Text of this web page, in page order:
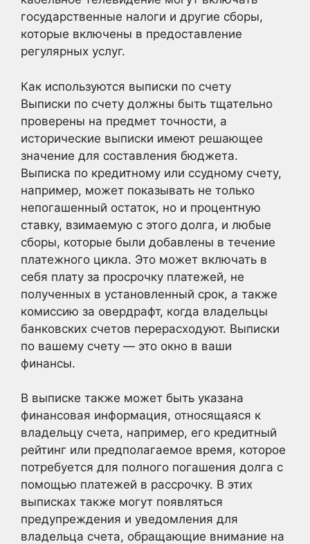
государственные налоги и другие сборы,
которые включены в предоставление
регулярных услуг.
Как используются выписки по счету
Выписки по счету должны быть тщательно
проверены на предмет точности, а
исторические выписки имеют решающее
значение для составления бюджета.
Выписка по кредитному или ссудному счету,
например, может показывать не только
непогашенный остаток, но и процентную
ставку, взимаемую с этого долга, и любые
сборы, которые были добавлены в течение
платежного цикла. Это может включать в
себя плату за просрочку платежей, не
полученных в установленный срок, а также
комиссию за овердрафт, когда владельцы
банковских счетов перерасходуют. Выписки
по вашему счету — это окно в ваши
финансы.
В выписке также может быть указана
финансовая информация, относящаяся к
владельцу счета, например, его кредитный
рейтинг или предполагаемое время, которое
потребуется для полного погашения долга с
помощью платежей в рассрочку. В этих
выписках также могут появляться
предупреждения и уведомления для
владельца счета, обращающие внимание на